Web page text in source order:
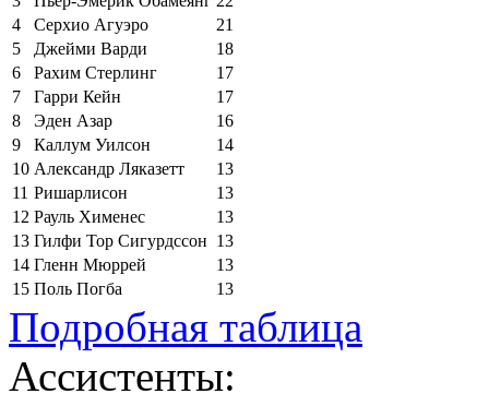
4
Серхио Агуэро
21
5
Джейми Варди
18
6
Рахим Стерлинг
17
7
Гарри Кейн
17
8
Эден Азар
16
9
Каллум Уилсон
14
10 Александр Ляказетт
13
11 Ришарлисон
13
12 Рауль Хименес
13
13 Гилфи Тор Сигурдссон 13
14 Гленн Мюррей
13
15 Поль Погба 13
Подробная таблица
Ассистенты: